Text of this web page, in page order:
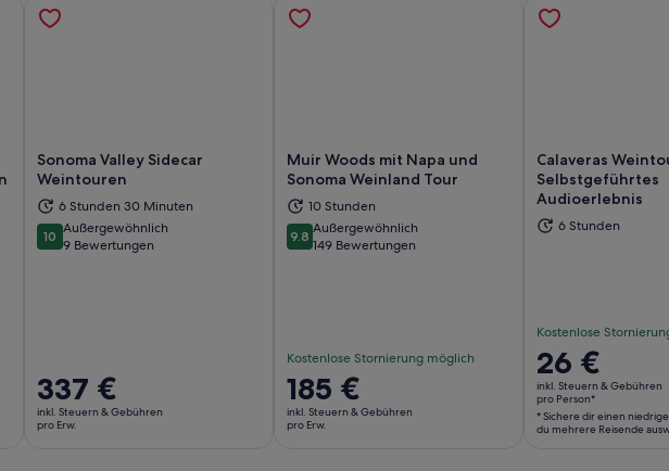
neuen Tab geöffnet
Sonoma Valley Sidecar
Weintouren
6 Stunden 30 Minuten
1010 von 10
Außergewöhnlich
9 Bewertungen
Der
Preis
beträgt
337 €
inkl. Steuern & Gebühren
pro Erw.
Wird in einem neuen Tab geöffnet
Muir Woods mit Napa und
Sonoma Weinland Tour
10 Stunden
9.89.8 von 10
Außergewöhnlich
149 Bewertungen
Kostenlose Stornierung möglich
Der
Preis
beträgt
185 €
inkl. Steuern & Gebühren
pro Erw.
Wird in einem neuen Tab
Calaveras
Selbstgeführtes
Audioerlebnis
6 Stunden
Kostenlose
Der
Preis
beträgt
26 €
26 €
inkl. Steuern & Gebühren
pro Person*
* Sichere dir einen
du mehrere Reisende